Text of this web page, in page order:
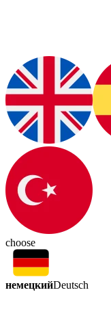
choose
немецкийDeutsch